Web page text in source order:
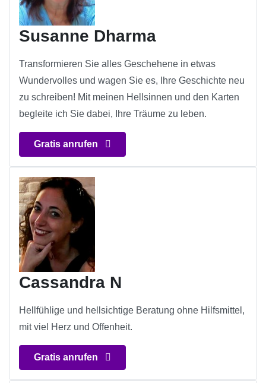
Susanne Dharma
Transformieren Sie alles Geschehene in etwas
Wundervolles und wagen Sie es, Ihre Geschichte neu
zu schreiben! Mit meinen Hellsinnen und den Karten
begleite ich Sie dabei, Ihre Träume zu leben.
Gratis anrufen
Cassandra N
Hellfühlige und hellsichtige Beratung ohne Hilfsmittel,
mit viel Herz und Offenheit.
Gratis anrufen